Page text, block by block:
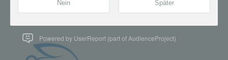
Powered by UserReport (part of AudienceProject)